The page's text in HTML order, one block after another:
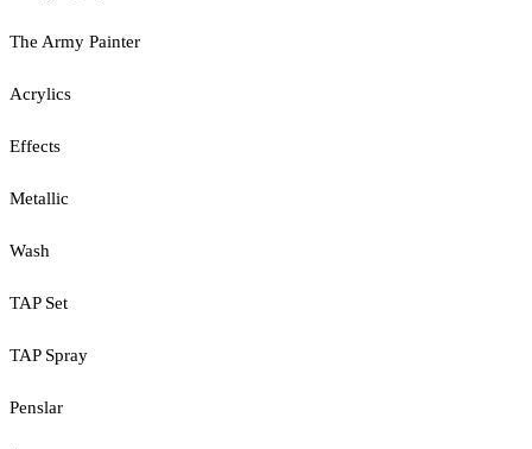
The Army Painter
Acrylics
Effects
Metallic
Wash
TAP Set
TAP Spray
Penslar